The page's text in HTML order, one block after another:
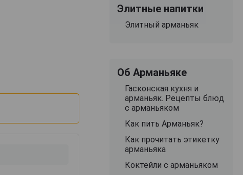
Элитные напитки
Элитный арманьяк
Об Арманьяке
Гасконская кухня и
арманьяк. Рецепты блюд
с арманьяком
Как пить Арманьяк?
Как прочитать этикетку
арманьяка
Коктейли с арманьяком